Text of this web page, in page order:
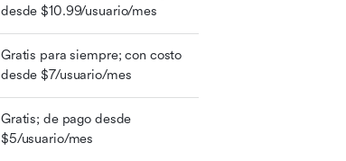
desde $10.99/usuario/mes
Gratis para siempre; con costo
desde $7/usuario/mes
Gratis; de pago desde
$5/usuario/mes